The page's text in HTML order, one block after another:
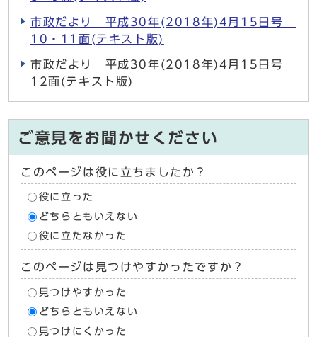
市政だより 平成30年(2018年)4月15日号
10・11面(テキスト版)
市政だより 平成30年(2018年)4月15日号
12面(テキスト版)
ご意見をお聞かせください
このページは役に立ちましたか？
役に立った
どちらともいえない
役に立たなかった
このページは見つけやすかったですか？
見つけやすかった
どちらともいえない
見つけにくかった